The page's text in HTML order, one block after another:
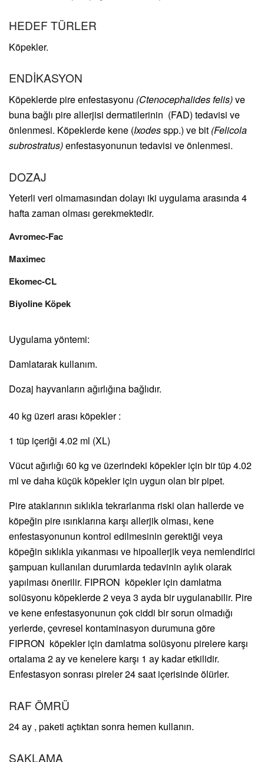
HEDEF TÜRLER
Köpekler.
ENDİKASYON
Köpeklerde pire enfestasyonu (Ctenocephalides felis)ve
buna bağlı pire allerjisi dermatilerinin (FAD) tedavisi ve
önlenmesi. Köpeklerde kene (Ixodesspp.) ve bit (Felicola
subrostratus)enfestasyonunun tedavisi ve önlenmesi.
DOZAJ
Yeterli veri olmamasından dolayı iki uygulama arasında 4
hafta zaman olması gerekmektedir.
Avromec-Fac
Maximec
Ekomec-CL
Biyoline Köpek
Uygulama yöntemi:
Damlatarak kullanım.
Dozaj hayvanların ağırlığına bağlıdır.
40 kg üzeri arası köpekler :
1 tüp içeriği 4.02 ml (XL)
Vücut ağırlığı 60 kg ve üzerindeki köpekler için bir tüp 4.02
ml ve daha küçük köpekler için uygun olan bir pipet.
Pire ataklarının sıklıkla tekrarlanma riski olan hallerde ve
köpeğin pire ısırıklarına karşı allerjik olması, kene
enfestasyonunun kontrol edilmesinin gerektiği veya
köpeğin sıklıkla yıkanması ve hipoallerjik veya nemlendirici
şampuan kullanılan durumlarda tedavinin aylık olarak
yapılması önerilir. FIPRON köpekler için damlatma
solüsyonu köpeklerde 2 veya 3 ayda bir uygulanabilir. Pire
ve kene enfestasyonunun çok ciddi bir sorun olmadığı
yerlerde, çevresel kontaminasyon durumuna göre
FIPRON köpekler için damlatma solüsyonu pirelere karşı
ortalama 2 ay ve kenelere karşı 1 ay kadar etkilidir.
Enfestasyon sonrası pireler 24 saat içerisinde ölürler.
RAF ÖMRÜ
24 ay , paketi açtıktan sonra hemen kullanın.
SAKLAMA